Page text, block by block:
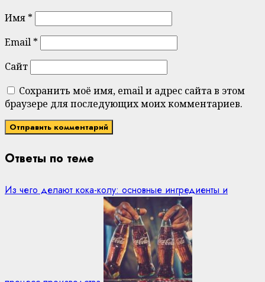
Имя *
Email *
Сайт
Сохранить моё имя, email и адрес сайта в этом
браузере для последующих моих комментариев.
Ответы по теме
Из чего делают кока-колу: основные ингредиенты и